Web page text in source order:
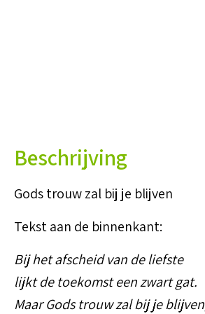
Beschrijving
Gods trouw zal bij je blijven
Tekst aan de binnenkant:
Bij het afscheid van de liefste
lijkt de toekomst een zwart gat.
Maar Gods trouw zal bij je